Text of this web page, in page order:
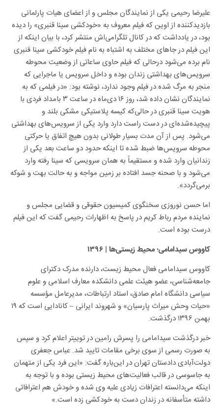
علیرضا رحیمی یکی از نمایندگان مجلس و از اعضای هیات پارلمانی
بازدیدکننده از اوین که فیلم معروف به «خودکشی سینا قنبری» را دیده
بود، در یادداشت که در کانال تلگرامی‌اش منتشر کرد، با بیان اینکه از
این فیلم در جاهای مختلف به اشتباه به نام فیلم خودکشی سینا قنبری
نام برده می‌شود درحالی که فیلم حاوی ساعاتی از وضعیت محوطه
سرویس‌های بهداشتی زندان بوده و داخل سرویس یا ماجرایی که
منجر به مرگ شده در فیلم وجود ندارد، نوشته بود: «در فیلمی که به
نمایندگان نشان داده شد، روز ۱۶ دی‌ماه در ساعت ۳ بامداد فردی با
هویت سینا قنبری در حالی‌که کیسه پلاستیکی مشکی بلند و
پیچیده‌شده‌ای در دست راست دارد وارد یکی از سرویس‌های بهداشتی
می‌شود. پس از آن مدت بسیار طولانی بدون هیچ اتفاق یا حرکتی
محوطه سرویس‌ها ضبط شده تا اینکه حدود دو ساعت بعد یکی از
زندانیان وارد شده و مستقیماً به همان سرویسی که سینا رفته وارد
می‌شود و با صحنه جسد افتاده بر زمین مواجه و به حالت بهت و شوکه
برمی‌گردد».
اما حسن نوروزی سخنگوی کمیسیون حقوقی و قضایی مجلس و
نماینده مردم رباط کریم در پاسخ به اظهارات رحیمی گفت که این فیلم
درست بوده است.
کاووس سیدامامی؛محیط زیستی‌ها | ۱۳۹۶
کاووس سیدامامی فعال محیط زیست، دارنده مدرک دکترای
جامعه‌شناسی، عضو هیئت علمی دانشکده معارف اسلامی و علوم
سیاسی دانشگاه امام صادق، استاد ارتباطات، مدیرعامل مؤسسه
«حیات وحش میراث پارسیان» و شهروند ایرانی – کانادایی است که ۱۹
بهمن ۱۳۹۶ درگذشت.
خبر درگذشت سیدامامی را پسرش رامین در توییتر اعلام کرد و سپس
به صورت رسمی از سوی برخی مقامات تایید شد. عباس جعفری
دولت‌آبادی دادستان تهران در این‌باره گفت: «این فرد یکی از متهمان
به جاسوسی در قالب فعالیت‌های محیط زیستی بوده و با توجه به
اینکه می‌دانسته اعترافات زیادی علیه وی شده و خودش هم اعترافاتی
داشته متأسفانه در زندان دست به خودکشی زده‌ است.»